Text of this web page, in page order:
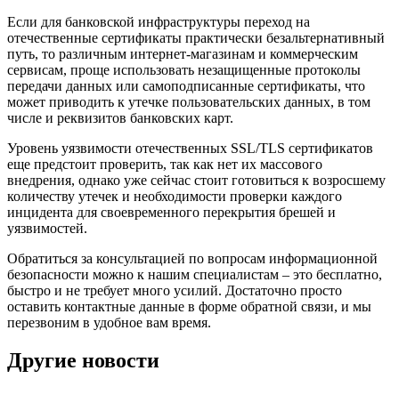
Если для банковской инфраструктуры переход на
отечественные сертификаты практически безальтернативный
путь, то различным интернет-магазинам и коммерческим
сервисам, проще использовать незащищенные протоколы
передачи данных или самоподписанные сертификаты, что
может приводить к утечке пользовательских данных, в том
числе и реквизитов банковских карт.
Уровень уязвимости отечественных SSL/TLS сертификатов
еще предстоит проверить, так как нет их массового
внедрения, однако уже сейчас стоит готовиться к возросшему
количеству утечек и необходимости проверки каждого
инцидента для своевременного перекрытия брешей и
уязвимостей.
Обратиться за консультацией по вопросам информационной
безопасности можно к нашим специалистам – это бесплатно,
быстро и не требует много усилий. Достаточно просто
оставить контактные данные в форме обратной связи, и мы
перезвоним в удобное вам время.
Другие новости